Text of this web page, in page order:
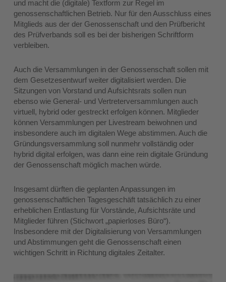
und macht die (digitale) Textform zur Regel im
genossenschaftlichen Betrieb. Nur für den Ausschluss eines
Mitglieds aus der der Genossenschaft und den Prüfbericht
des Prüfverbands soll es bei der bisherigen Schriftform
verbleiben.
Auch die Versammlungen in der Genossenschaft sollen mit
dem Gesetzesentwurf weiter digitalisiert werden. Die
Sitzungen von Vorstand und Aufsichtsrats sollen nun
ebenso wie General- und Vertreterversammlungen auch
virtuell, hybrid oder gestreckt erfolgen können. Mitglieder
können Versammlungen per Livestream beiwohnen und
insbesondere auch im digitalen Wege abstimmen. Auch die
Gründungsversammlung soll nunmehr vollständig oder
hybrid digital erfolgen, was dann eine rein digitale Gründung
der Genossenschaft möglich machen würde.
Insgesamt dürften die geplanten Anpassungen im
genossenschaftlichen Tagesgeschäft tatsächlich zu einer
erheblichen Entlastung für Vorstände, Aufsichtsräte und
Mitglieder führen (Stichwort „papierloses Büro“).
Insbesondere mit der Digitalisierung von Versammlungen
und Abstimmungen geht die Genossenschaft einen
wichtigen Schritt in Richtung digitales Zeitalter.